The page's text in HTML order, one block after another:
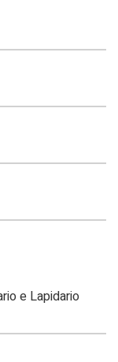
e Lapidario